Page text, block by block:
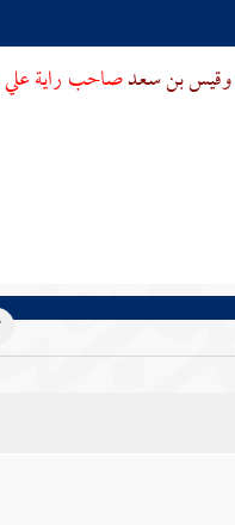
وقيس بن سعدصاحب رايةعلي